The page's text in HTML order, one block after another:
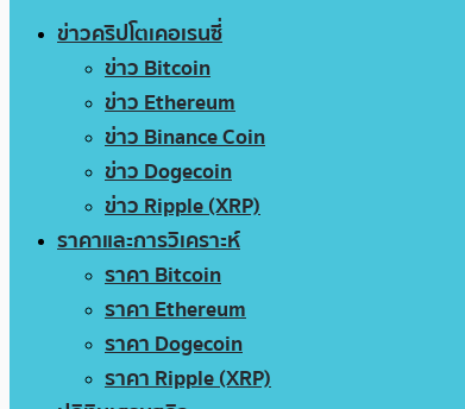
ข่าวคริปโตเคอเรนซี่
ข่าว Bitcoin
ข่าว Ethereum
ข่าว Binance Coin
ข่าว Dogecoin
ข่าว Ripple (XRP)
ราคาและการวิเคราะห์
ราคา Bitcoin
ราคา Ethereum
ราคา Dogecoin
ราคา Ripple (XRP)